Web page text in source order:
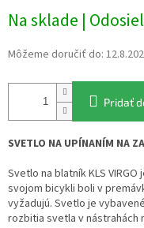
cena:
Na sklade |
Môžeme doručiť do:
Pridať
SVETLO NA UPÍNANÍM NA
Svetlo na blatník KLS
svojom bicykli boli v
vyžadujú. Svetlo je
rozbitia svetla v nástrahách